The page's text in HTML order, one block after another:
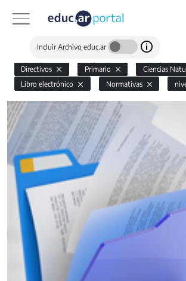
Incluir Archivo educ.ar
Directivos Primario
Ciencias
Libro electrónico
Normativas